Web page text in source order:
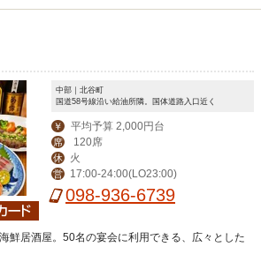
中部｜北谷町
国道58号線沿い給油所隣。国体道路入口近く
￥ 平均予算 2,000円台
席 120席
休 火
営 17:00-24:00(LO23:00)
098-936-6739
鮮居酒屋。50名の宴会に利用できる、広々とした